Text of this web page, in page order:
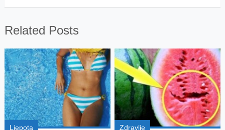
Related Posts
Ljepota Zdravlje